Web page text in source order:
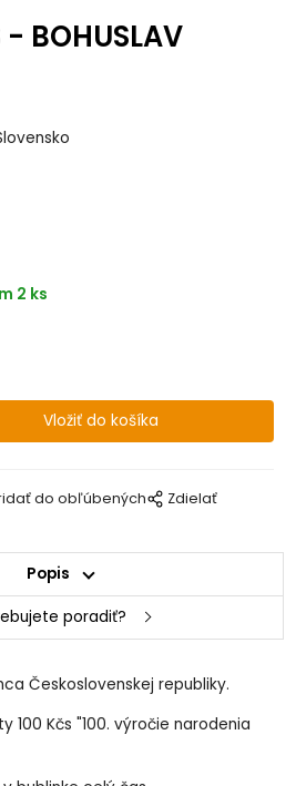
- BOHUSLAV
2 ks
do obľúbených Zdielať
Popis
poradiť?
Československej republiky.
100 Kčs "100. výročie narodenia